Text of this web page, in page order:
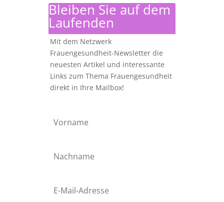
Bleiben Sie auf dem
Laufenden
Mit dem Netzwerk
Frauengesundheit-Newsletter die
neuesten Artikel und interessante
Links zum Thema Frauengesundheit
direkt in Ihre Mailbox!